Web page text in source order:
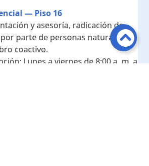
— Piso 16
y asesoría, radicación de
parte de personas naturales y
coactivo.
Lunes a viernes de 8:00 a. m. a